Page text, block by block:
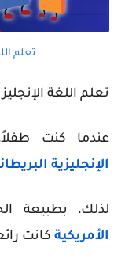
تعلم
تعلم اللغة
عندما كنت
الإنجليزية
لذلك، بطبيعة
الأمريكية كانت